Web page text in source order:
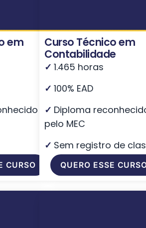
em
CURSO
Curso Técnico em
Contabilidade
✓ 1.465 horas
✓ 100% EAD
✓ Diploma
pelo MEC
✓ Sem registro de
QUERO ESSE